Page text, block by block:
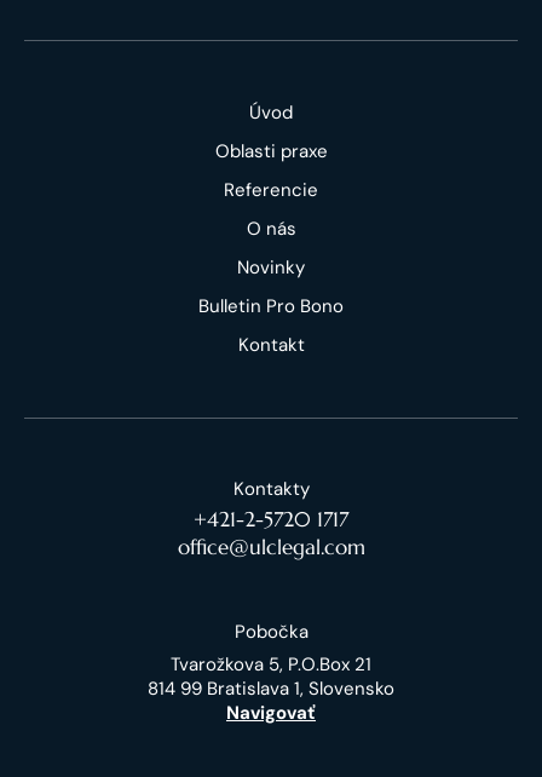
Úvod
Oblasti praxe
Referencie
O nás
Novinky
Bulletin Pro Bono
Kontakt
Kontakty
+421-2-5720 1717
office@ulclegal.com
Pobočka
Tvarožkova 5, P.O.Box 21
814 99 Bratislava 1, Slovensko
Navigovať